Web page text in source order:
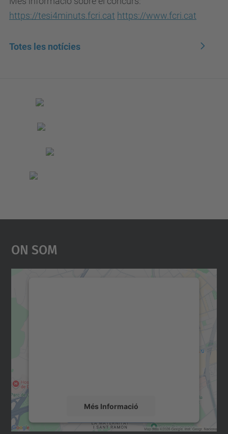
https://tesi4minuts.fcri.cat https://www.fcri.cat
Totes les notícies
On Som
Més Informació